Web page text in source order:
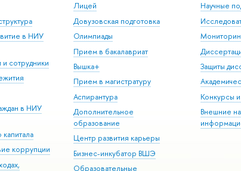
в НИУ
сотрудники
в НИУ
коррупции
Лицей
Довузовская подготовка
Олимпиады
Прием в бакалавриат
Вышка+
Прием в магистратуру
Аспирантура
Дополнительное
образование
Центр развития карьеры
Бизнес-инкубатор ВШЭ
Образовательные
Научные
Защиты
Конкурсы
Внешние